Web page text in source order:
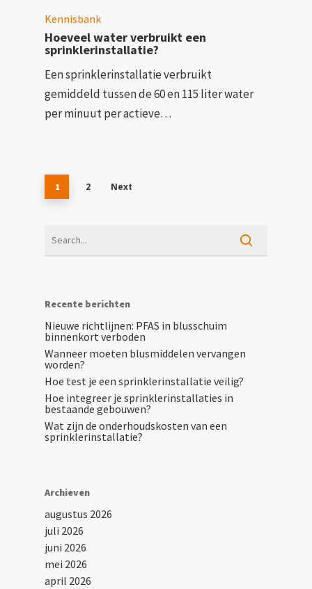
Kennisbank
Hoeveel water verbruikt een
sprinklerinstallatie?
Een sprinklerinstallatie verbruikt
gemiddeld tussen de 60 en 115 liter water
per minuut per actieve…
1 2 Next
Recente berichten
Nieuwe richtlijnen: PFAS in blusschuim
binnenkort verboden
Wanneer moeten blusmiddelen vervangen
worden?
Hoe test je een sprinklerinstallatie veilig?
Hoe integreer je sprinklerinstallaties in
bestaande gebouwen?
Wat zijn de onderhoudskosten van een
sprinklerinstallatie?
Archieven
augustus 2026
juli 2026
juni 2026
mei 2026
april 2026